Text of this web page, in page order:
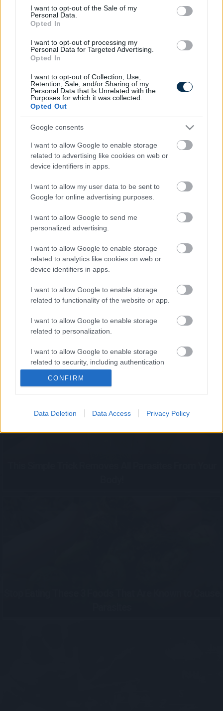
consent section.
I want to opt-out of the Sale of my
Personal Data.
Opted In
I want to opt-out of processing my
Personal Data for Targeted Advertising.
Opted In
I want to opt-out of Collection, Use,
Retention, Sale, and/or Sharing of my
Personal Data that Is Unrelated with the
Purposes for which it was collected.
Opted Out
Google consents
I want to allow Google to enable storage
related to advertising like cookies on web or
device identifiers in apps.
I want to allow my user data to be sent to
Google for online advertising purposes.
I want to allow Google to send me
personalized advertising.
I want to allow Google to enable storage
related to analytics like cookies on web or
device identifiers in apps.
I want to allow Google to enable storage
related to functionality of the website or app.
I want to allow Google to enable storage
related to personalization.
I want to allow Google to enable storage
related to security, including authentication
functionality and fraud prevention, and other
user protection.
CONFIRM
Data Deletion Data Access Privacy Policy
Fungus Is A Parasite, And It Dies From A Drop Of
Plain...
Hidden Signs You Have Worms Inside Your Body
Dries Up And Falls Off After The First Use